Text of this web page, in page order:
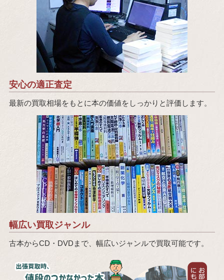
安心の適正査定
最新の買取相場をもとに本の価値をしっかりと評価します。
幅広い買取ジャンル
古本からCD・DVDまで、幅広いジャンルで買取可能です。